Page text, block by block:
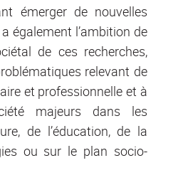
émerger de nouvelles
également l’ambition de
de ces recherches,
relevant de
et professionnelle et à
majeurs dans les
de l’éducation, de la
ou sur le plan socio-